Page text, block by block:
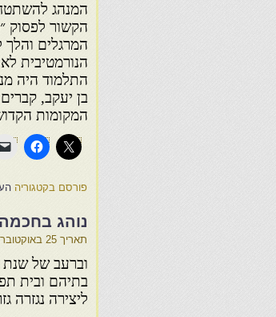
המנהג
הקשור לפסוק
המרגלים
הנורמטיבית
התלמוד היה
בן יעקב,
המקומות
פורסם בקטגוריה
נוהג
תאריך 25 באוקטובר 2012
וברעב של שנת
בתיהם ובית
ליצירה נגזרה